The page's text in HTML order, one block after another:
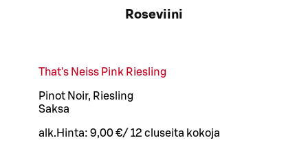
Roseviini
That's Neiss Pink Riesling
Pinot Noir, Riesling
Saksa
alk. Hinta: 9,00 €/ 12 cl useita kokoja